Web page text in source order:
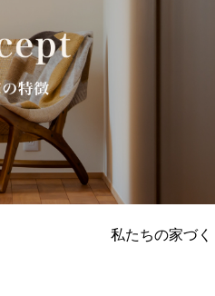
私たちの家づく